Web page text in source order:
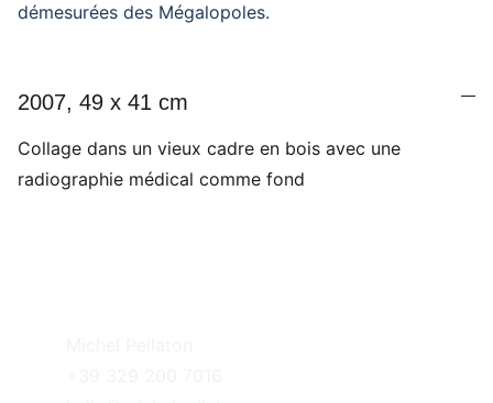
démesurées des Mégalopoles.
2007, 49 x 41 cm
Collage dans un vieux cadre en bois avec une
radiographie médical comme fond